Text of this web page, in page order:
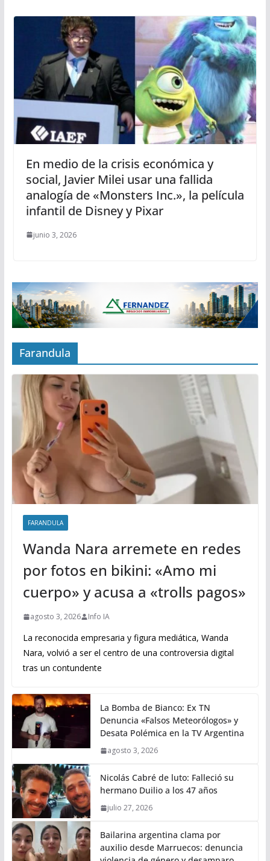
En medio de la crisis económica y
social, Javier Milei usar una fallida
analogía de «Monsters Inc.», la película
infantil de Disney y Pixar
junio 3, 2026
Farandula
FARANDULA
Wanda Nara arremete en redes
por fotos en bikini: «Amo mi
cuerpo» y acusa a «trolls pagos»
agosto 3, 2026 Info IA
La reconocida empresaria y figura mediática, Wanda
Nara, volvió a ser el centro de una controversia digital
tras un contundente
La Bomba de Bianco: Ex TN
Denuncia «Falsos Meteorólogos» y
Desata Polémica en la TV Argentina
agosto 3, 2026
Nicolás Cabré de luto: Falleció su
hermano Duilio a los 47 años
julio 27, 2026
Bailarina argentina clama por
auxilio desde Marruecos: denuncia